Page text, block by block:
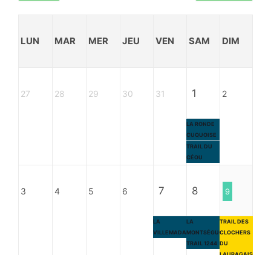
LUN MAR MER JEU VEN SAM DIM
27 28 29 30 31 1
LA RONDE
CUQUOISE
TRAIL DU
CÉOU
2
3 4 5 6 7
LA
VILLEMADAISE
8
LA
MONTSÉGURIENNE
TRAIL 1244
9
TRAIL DES
CLOCHERS
DU